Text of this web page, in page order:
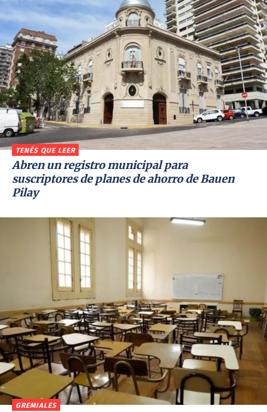
TENÉS QUE LEER
Abren un registro municipal para
suscriptores de planes de ahorro de Bauen
Pilay
GREMIALES